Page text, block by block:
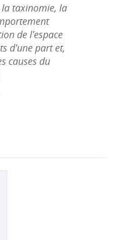
la taxinomie, la
de l'espace
d'une part et,
causes du